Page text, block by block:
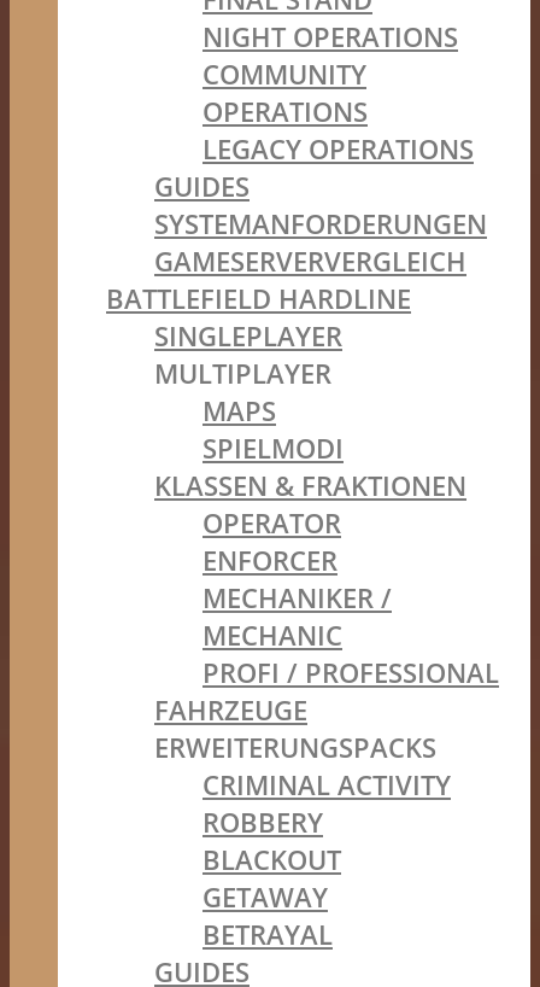
NIGHT OPERATIONS
COMMUNITY
OPERATIONS
LEGACY OPERATIONS
GUIDES
SYSTEMANFORDERUNGEN
GAMESERVERVERGLEICH
BATTLEFIELD HARDLINE
SINGLEPLAYER
MULTIPLAYER
MAPS
SPIELMODI
KLASSEN & FRAKTIONEN
OPERATOR
ENFORCER
MECHANIKER /
MECHANIC
PROFI / PROFESSIONAL
FAHRZEUGE
ERWEITERUNGSPACKS
CRIMINAL ACTIVITY
ROBBERY
BLACKOUT
GETAWAY
BETRAYAL
GUIDES